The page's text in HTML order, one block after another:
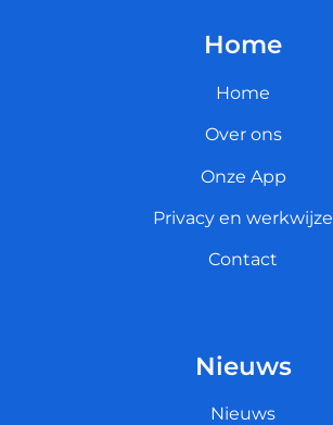
Home
Home
Over ons
Onze App
Privacy en werkwijze
Contact
Nieuws
Nieuws